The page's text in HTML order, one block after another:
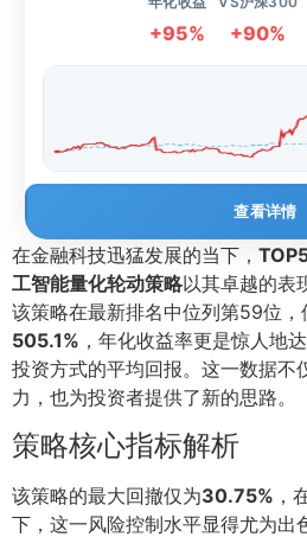
+95% +90%
查看详情
在金融科技迅猛发展的当下，
工智能量化轮动策略以其卓越的表
该策略在最新排名中位列第59位，
505.1% ，年化收益率更是惊人地
投资方式的平均回报。这一数据不
力，也为投资者提供了新的思路。
策略核心指标解析
该策略的最大回撤仅为30.75% ，
下，这一风险控制水平显得尤为出